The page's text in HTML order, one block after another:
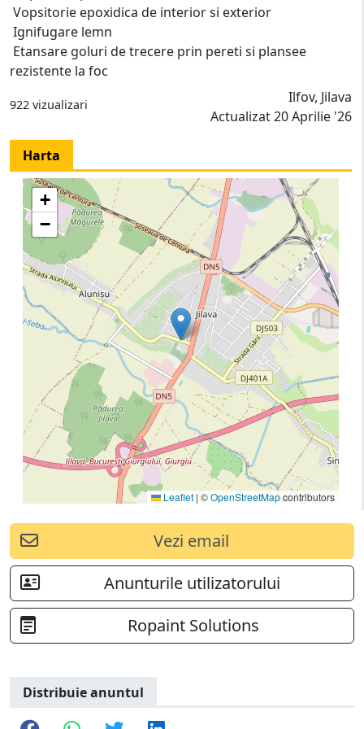
Vopsitorie epoxidica de interior si exterior
Ignifugare lemn
Etansare goluri de trecere prin pereti si plansee
rezistente la foc
922 vizualizari
Ilfov, Jilava
Actualizat 20 Aprilie '26
Harta
+
−
Leaflet | ©OpenStreetMapcontributors
Vezi email
Anunturile utilizatorului
Ropaint Solutions
Distribuie anuntul